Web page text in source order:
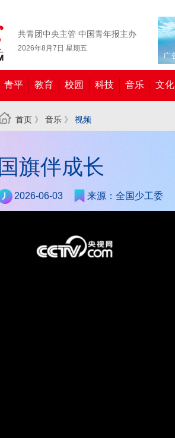
共青团中央主管 中国青年报主办
2026年8月7日 星期五
青平 教育 校园 科技 音乐 文化
首页 》 音乐 》 视频
国旗伴成长
2026-06-03 来源：全国少工委